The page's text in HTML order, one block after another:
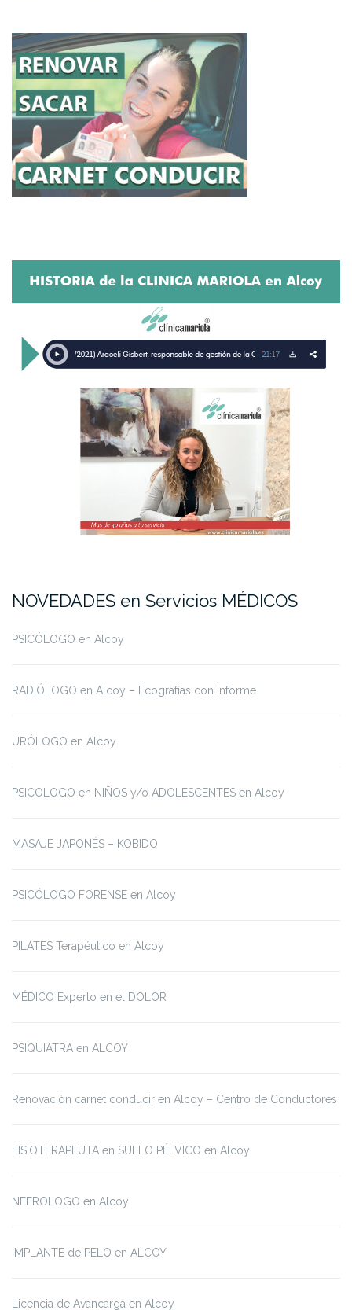
NOVEDADES en Servicios MÉDICOS
PSICÓLOGO en Alcoy
RADIÓLOGO en Alcoy – Ecografías con informe
URÓLOGO en Alcoy
PSICOLOGO en NIÑOS y/o ADOLESCENTES en Alcoy
MASAJE JAPONÉS – KOBIDO
PSICÓLOGO FORENSE en Alcoy
PILATES Terapéutico en Alcoy
MÉDICO Experto en el DOLOR
PSIQUIATRA en ALCOY
Renovación carnet conducir en Alcoy – Centro de Conductores
FISIOTERAPEUTA en SUELO PÉLVICO en Alcoy
NEFROLOGO en Alcoy
IMPLANTE de PELO en ALCOY
Licencia de Avancarga en Alcoy